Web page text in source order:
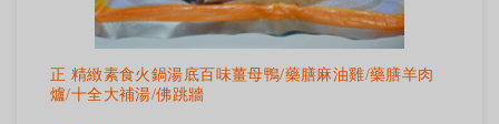
正 精緻素食火鍋湯底百味薑母鴨/藥膳麻油雞/藥膳羊肉
爐/十全大補湯/佛跳牆